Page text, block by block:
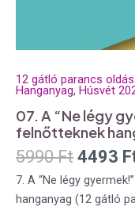
12 gátló parancs
Hanganyag, Húsvét
07. A “Ne légy
felnőtteknek
5990Ft 4493
7. A “Ne légy
hanganyag (12 gátló